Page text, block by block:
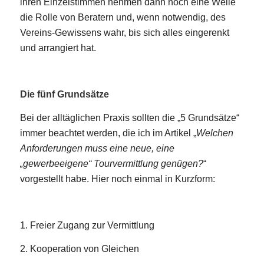
ihren Einzelstimmen nehmen dann noch eine Weile
die Rolle von Beratern und, wenn notwendig, des
Vereins-Gewissens wahr, bis sich alles eingerenkt
und arrangiert hat.
Die fünf Grundsätze
Bei der alltäglichen Praxis sollten die „5 Grundsätze“
immer beachtet werden, die ich im Artikel „Welchen
Anforderungen muss eine neue, eine
„gewerbeeigene“ Tourvermittlung genügen?“
vorgestellt habe. Hier noch einmal in Kurzform:
1. Freier Zugang zur Vermittlung
2. Kooperation von Gleichen